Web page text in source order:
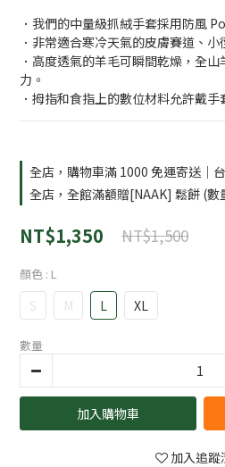
．我們的中量級抓絨手套採用防風
．非常適合寒冷天氣的皮膚賽道、小
．高度透氣的羊毛可瞬間乾燥，全
力。
．拇指和食指上的數位材料允許戴手
全店，購物車滿 1000 免運寄送｜
全店，全館滿額贈[NAAK] 鬆餅 (數
NT$1,350 NT$1,500
顏色 : L
S M L XL
數量
加入購物車
加入追蹤